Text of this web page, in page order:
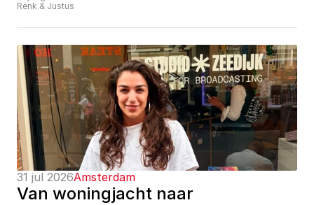
Renk & Justus
31 jul 2026Amsterdam
Van woningjacht naar